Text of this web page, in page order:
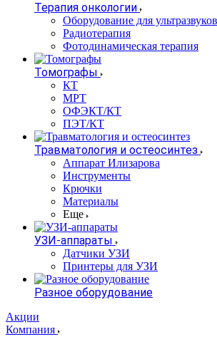
Терапия онкологии
Оборудование для
Радиотерапия
Фотодинамическая терапия
Томографы
КТ
МРТ
ОФЭКТ/КТ
ПЭТ/КТ
Травматология и остеосинтез
Аппарат Илизарова
Инструменты
Крючки
Материалы
Еще
УЗИ-аппараты
Датчики УЗИ
Принтеры для УЗИ
Разное оборудование
Акции
Компания